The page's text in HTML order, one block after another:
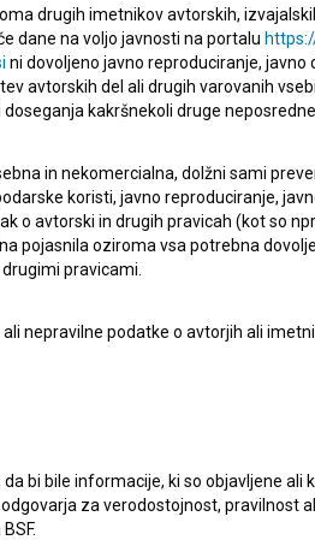
gore, je ob Dnevih črnogorskega
pomembno priložnost za
vključuje dela avtorjev,
vlogo naše institucije pri razvoju
korak k poglobljenemu
za nove koprodukcije,
umetnost vse bolj presegata
ki temelji na ustvarjalnosti,
si pobijedioSenada Šahmanovića ,
Perovića
drugih imetnikov avtorskih,
dane na voljo javnosti na portalu
ni dovoljeno javno reproduciranje,
avtorskih del ali drugih varovanih
kakršnekoli druge
in nekomercialna, dolžni sami
koristi, javno reproduciranje,
o avtorski in drugih pravicah (kot so
pojasnila oziroma vsa potrebna
pravicami.
nepravilne podatke o avtorjih ali
bi bile informacije, ki so objavljene
za verodostojnost, pravilnost